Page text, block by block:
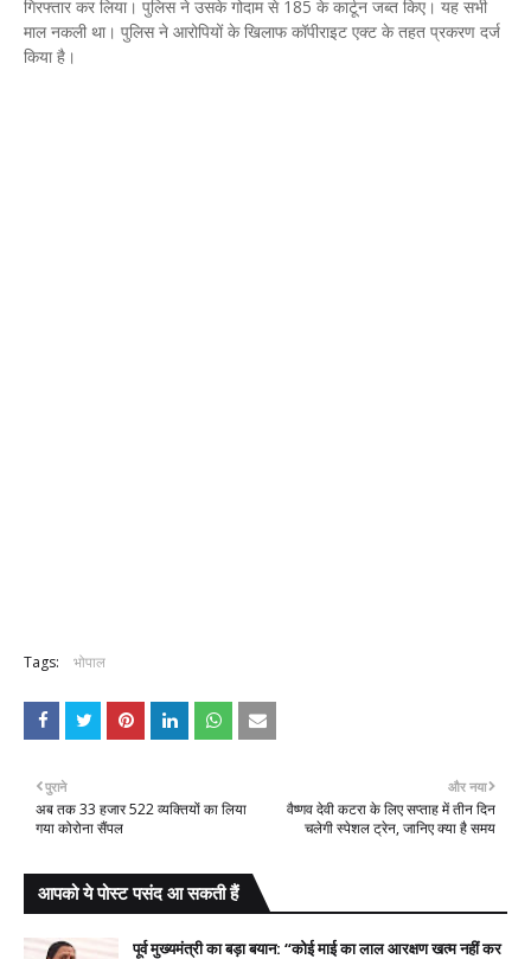
गिरफ्तार कर लिया। पुलिस ने उसके गोदाम से 185 के कार्टून जब्त किए। यह सभी
माल नकली था। पुलिस ने आरोपियों के खिलाफ कॉपीराइट एक्ट के तहत प्रकरण दर्ज
किया है।
Tags: भोपाल
और नया
वैष्णव देवी कटरा के लिए सप्ताह में तीन दिन
चलेगी स्पेशल ट्रेन, जानिए क्या है समय
पुराने
अब तक 33 हजार 522 व्यक्तियों का लिया
गया कोरोना सैंपल
आपको ये पोस्ट पसंद आ सकती हैं
पूर्व मुख्यमंत्री का बड़ा बयान: “कोई माई का लाल आरक्षण खत्म नहीं कर